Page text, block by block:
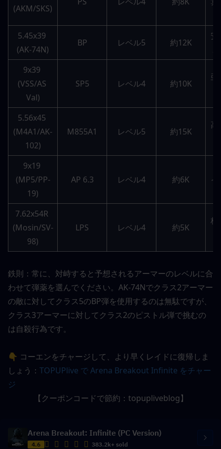
(AKM/SKS)
5.45x39
(AK-74N)
BP レベル5 約12K
安
9x39
(VSS/AS
Val)
SP5 レベル4 約10K
亜
5.56x45
(M4A1/AK-
102)
M855A1 レベル5 約15K
高
9x19
(MP5/PP-
19)
AP 6.3 レベル4 約6K
7.62x54R
(Mosin/SV-
98)
LPS レベル4 約5K
格
鉄則：常に、対峙すると予想されるアーマーのレベルに合
わせて弾薬を選んでください。AK-74Nでクラス2アーマー
の敵に対してクラス5のBP弾を使用するのは無駄ですが、
クラス3アーマーに対してクラス2のピストル弾で挑むの
は自殺行為です。
👇 コーエンをチャージして、より早くレイドに復帰しま
しょう： TOPUPlive で Arena Breakout Infinite をチャー
ジ
【クーポンコードで節約：topupliveblog】
Arena Breakout: Infinite (PC Version)
4.6 383.2k+ sold